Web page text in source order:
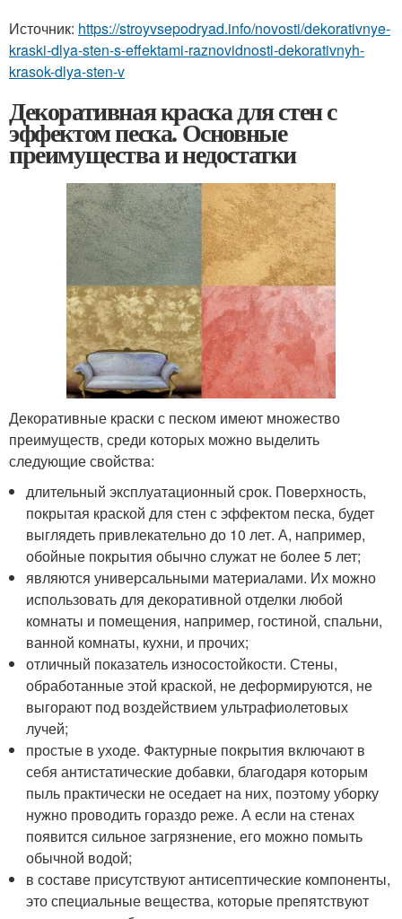
Источник: https://stroyvsepodryad.info/novosti/dekorativnye-
kraski-dlya-sten-s-effektami-raznovidnosti-dekorativnyh-
krasok-dlya-sten-v
Декоративная краска для стен с
эффектом песка. Основные
преимущества и недостатки
Декоративные краски с песком имеют множество
преимуществ, среди которых можно выделить
следующие свойства:
длительный эксплуатационный срок. Поверхность,
покрытая краской для стен с эффектом песка, будет
выглядеть привлекательно до 10 лет. А, например,
обойные покрытия обычно служат не более 5 лет;
являются универсальными материалами. Их можно
использовать для декоративной отделки любой
комнаты и помещения, например, гостиной, спальни,
ванной комнаты, кухни, и прочих;
отличный показатель износостойкости. Стены,
обработанные этой краской, не деформируются, не
выгорают под воздействием ультрафиолетовых
лучей;
простые в уходе. Фактурные покрытия включают в
себя антистатические добавки, благодаря которым
пыль практически не оседает на них, поэтому уборку
нужно проводить гораздо реже. А если на стенах
появится сильное загрязнение, его можно помыть
обычной водой;
в составе присутствуют антисептические компоненты,
это специальные вещества, которые препятствуют